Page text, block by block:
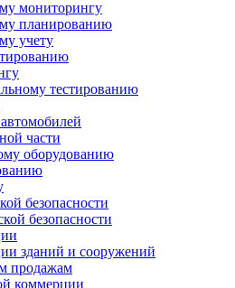
мониторингу
планированию
учету
тестированию
части
оборудованию
безопасности
безопасности
зданий и сооружений
продажам
коммерции